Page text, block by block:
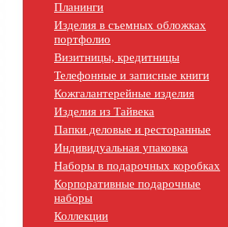
Планинги
Изделия в съемных обложках
портфолио
Визитницы, кредитницы
Телефонные и записные книги
Кожгалантерейные изделия
Изделия из Тайвека
Папки деловые и ресторанные
Индивидуальная упаковка
Наборы в подарочных коробках
Корпоративные подарочные
наборы
Коллекции